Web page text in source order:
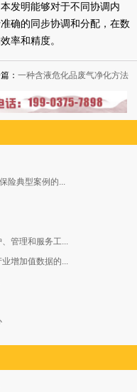
发明能够对于不同协调内
确的同步协调和分配，在数
率和精度。
： 一种含液危化品废气净化方法
险典型案例的...
管理和服务工...
增加值数据的...